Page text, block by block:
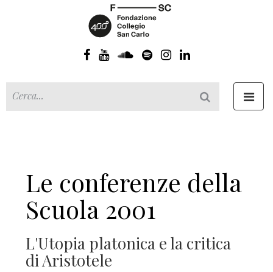
Le conferenze della
Scuola 2001
L'Utopia platonica e la critica
di Aristotele